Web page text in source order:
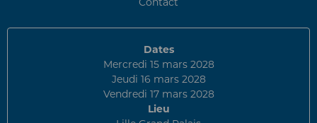
Dates
Mercredi 15 mars 2028
Jeudi 16 mars 2028
Vendredi 17 mars 2028
Lieu